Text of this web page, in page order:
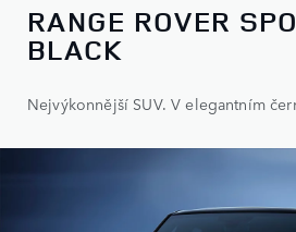
RANGE ROVER
BLACK
Nejvýkonnější SUV. V elegantním